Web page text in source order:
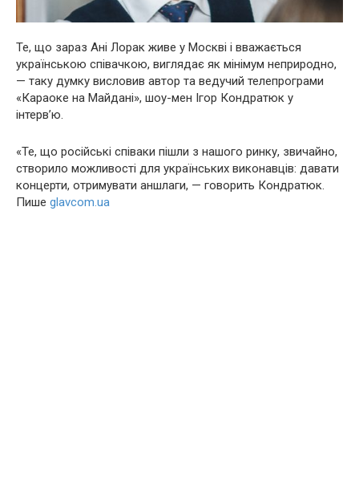
Те, що зараз Ані Лорак живе у Москві і вважається
українською співачкою, виглядає як мінімум неприродно,
— таку думку висловив автор та ведучий телепрограми
«Караоке на Майдані», шоу-мен Ігор Кондратюк у
інтерв’ю.
«Те, що російські співаки пішли з нашого ринку, звичайно,
створило можливості для українських виконавців: давати
концерти, отримувати аншлаги, — говорить Кондратюк.
Пише glavcom.ua